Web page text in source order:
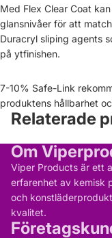
Med Flex Clear Coat
glansnivåer för att
Duracryl sliping agents
på ytfinishen.
7-10% Safe-Link
produktens hållbarhet
Relaterade
Om
Viper Products är ett
erfarenhet av kemisk
och
kvalitet.